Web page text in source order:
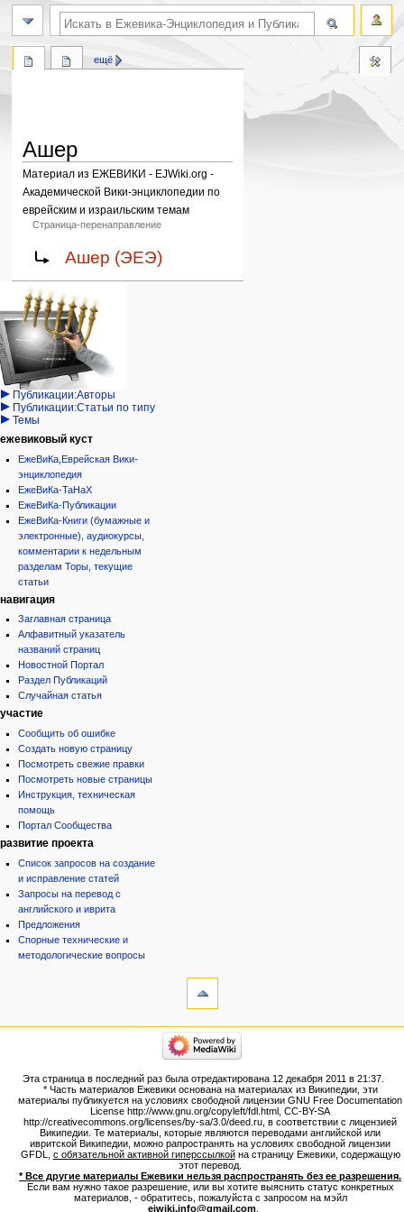
Ашер
Материал из ЕЖЕВИКИ - EJWiki.org -
Академической Вики-энциклопедии по
еврейским и израильским темам
Страница-перенаправление
Перейти
навигации
Перейти
поиску
Перенаправление на:
Ашер (ЭЕЭ)
Навигация
ещё
персональные инструменты
войти
запрос
учётной
записи
категории
Израиль:Страна и
государство
Иудаизм
Народ
Проекты
Проекты/Участники/
дополнения
Публикации:Авторы
Публикации:Статьи по типу
Темы
поиск по словам
ежевиковый куст
ЕжеВиКа,Еврейская Вики-
энциклопедия
ЕжеВиКа-ТаНаХ
ЕжеВиКа-Публикации
ЕжеВиКа-Книги (бумажные и
электронные), аудиокурсы,
комментарии к недельным
разделам Торы, текущие
статьи
навигация
Заглавная страница
Алфавитный указатель
названий страниц
Новостной Портал
Раздел Публикаций
Случайная статья
участие
Сообщить об ошибке
Создать новую страницу
Посмотреть свежие правки
Посмотреть новые страницы
Инструкция, техническая
помощь
Портал Сообщества
развитие проекта
Список запросов на создание
и исправление статей
Запросы на перевод с
английского и иврита
Предложения
Спорные технические и
методологические вопросы
Версия
для
Постоянная
ссылка
Сведения
о странице
категории
Народ
Проекты
Проекты/Участники/
дополнения
Публикации:Авторы
Публикации:Статьи по типу
Темы
ежевиковый куст
ЕжеВиКа,Еврейская Вики-
Эта страница в последний раз была отредактирована 12 декабря 2011 в 21:37.
* Часть материалов Ежевики основана на материалах из Википедии, эти
материалы публикуется на условиях свободной лицензии GNU Free Documentation
License http://www.gnu.org/copyleft/fdl.html, CC-BY-SA
http://creativecommons.org/licenses/by-sa/3.0/deed.ru, в соответствии с лицензией
Википедии. Те материалы, которые являются переводами английской или
ивритской Википедии, можно рапространять на условиях свободной лицензии
GFDL, с обязательной активной гиперссылкойна страницу Ежевики, содержащую
этот перевод.
* Все другие материалы Ежевики нельзя распространять без ее разрешения.
Если вам нужно такое разрешение, или вы хотите выяснить статус конкретных
материалов, - обратитесь, пожалуйста с запросом на мэйл
ejwiki.info@gmail.com